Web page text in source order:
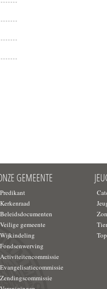
GEMEENTE
Predikant
Kerkenraad
Beleidsdocumenten
Veilige gemeente
Wijkindeling
Fondsenwerving
Activiteitencommissie
Evangelisatiecommissie
Zendingscommissie